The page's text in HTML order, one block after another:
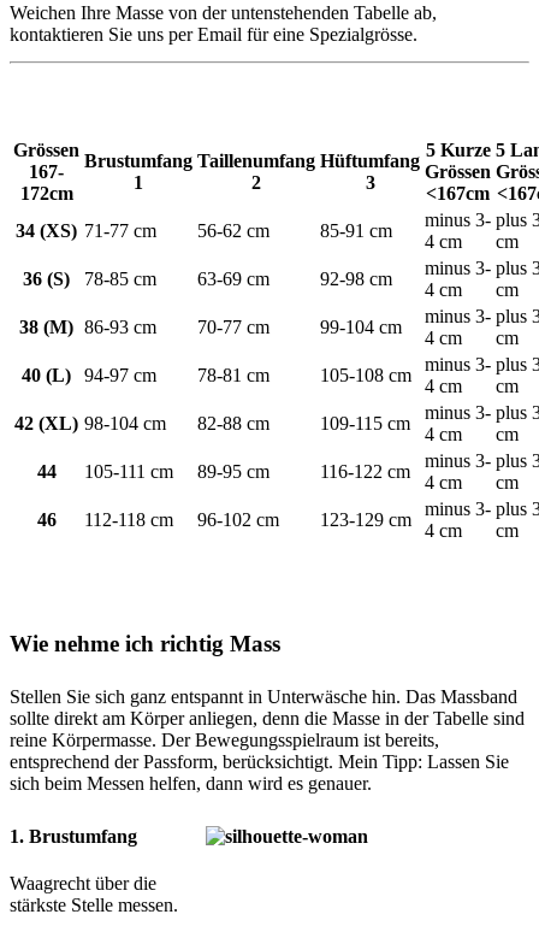
Weichen Ihre Masse von der untenstehenden Tabelle ab,
kontaktieren Sie uns per Email für eine Spezialgrösse.
Grössen
167-
172cm
Brustumfang
1
Taillenumfang
2
Hüftumfang
3
5 Kurze
Grössen
<167cm
5
34 (XS) 71-77 cm 56-62 cm 85-91 cm
minus 3-
4 cm
plus
cm
36 (S)
78-85 cm 63-69 cm 92-98 cm
minus 3-
4 cm
plus
cm
38 (M) 86-93 cm 70-77 cm 99-104 cm
minus 3-
4 cm
plus
cm
40 (L)
94-97 cm 78-81 cm 105-108 cm
minus 3-
4 cm
plus
cm
42 (XL) 98-104 cm 82-88 cm 109-115 cm
minus 3-
4 cm
plus
cm
44
105-111 cm 89-95 cm 116-122 cm
minus 3-
4 cm
plus
cm
46
112-118 cm 96-102 cm 123-129 cm
minus 3-
4 cm
plus
cm
Wie nehme ich richtig Mass
Stellen Sie sich ganz entspannt in Unterwäsche hin. Das Massband
sollte direkt am Körper anliegen, denn die Masse in der Tabelle sind
reine Körpermasse. Der Bewegungsspielraum ist bereits,
entsprechend der Passform, berücksichtigt. Mein Tipp: Lassen Sie
sich beim Messen helfen, dann wird es genauer.
1. Brustumfang
Waagrecht über die
stärkste Stelle messen.